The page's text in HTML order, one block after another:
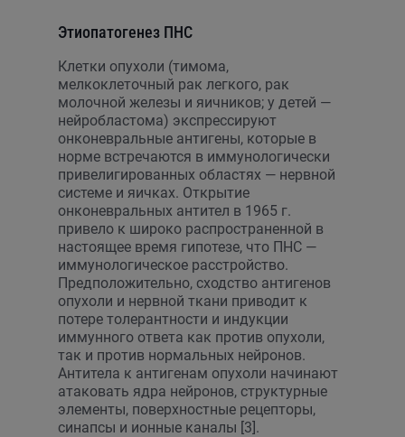
Этиопатогенез ПНС
Клетки опухоли (тимома,
мелкоклеточный рак легкого, рак
молочной железы и яичников; у детей —
нейробластома) экспрессируют
онконевральные антигены, которые в
норме встречаются в иммунологически
привелигированных областях — нервной
системе и яичках. Открытие
онконевральных антител в 1965 г.
привело к широко распространенной в
настоящее время гипотезе, что ПНС —
иммунологическое расстройство.
Предположительно, сходство антигенов
опухоли и нервной ткани приводит к
потере толерантности и индукции
иммунного ответа как против опухоли,
так и против нормальных нейронов.
Антитела к антигенам опухоли начинают
атаковать ядра нейронов, структурные
элементы, поверхностные рецепторы,
синапсы и ионные каналы [3].